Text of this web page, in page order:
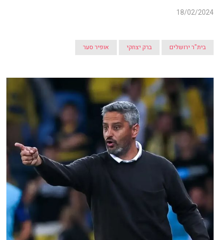
18/02/2024
בית"ר ירושלים ברק יצחקי אופיר סער